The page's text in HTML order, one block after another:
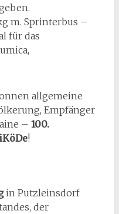
m. Sprinterbus –
für das
allgemeine
Empfänger
– 100.
!
in Putzleinsdorf
der